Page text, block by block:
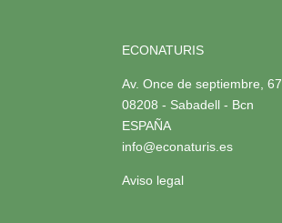
ECONATURIS
Av. Once de septiembre, 67
08208 - Sabadell - Bcn
ESPAÑA
info@econaturis.es
Aviso legal